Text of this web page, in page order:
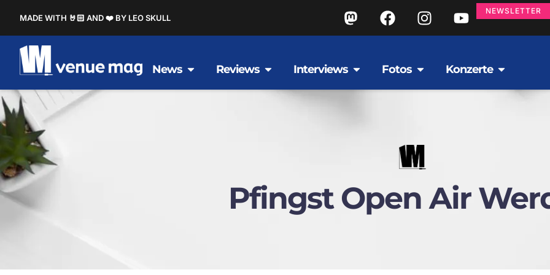
MADE WITH 🤘🏻 AND ❤️ BY LEO SKULL
NEWSLETTER
News Reviews Interviews Fotos Konzerte
Pfingst Open Air